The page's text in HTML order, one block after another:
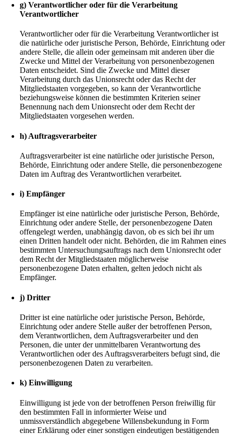
g) Verantwortlicher oder für die Verarbeitung
Verantwortlicher
Verantwortlicher oder für die Verarbeitung Verantwortlicher ist
die natürliche oder juristische Person, Behörde, Einrichtung oder
andere Stelle, die allein oder gemeinsam mit anderen über die
Zwecke und Mittel der Verarbeitung von personenbezogenen
Daten entscheidet. Sind die Zwecke und Mittel dieser
Verarbeitung durch das Unionsrecht oder das Recht der
Mitgliedstaaten vorgegeben, so kann der Verantwortliche
beziehungsweise können die bestimmten Kriterien seiner
Benennung nach dem Unionsrecht oder dem Recht der
Mitgliedstaaten vorgesehen werden.
h) Auftragsverarbeiter
Auftragsverarbeiter ist eine natürliche oder juristische Person,
Behörde, Einrichtung oder andere Stelle, die personenbezogene
Daten im Auftrag des Verantwortlichen verarbeitet.
i) Empfänger
Empfänger ist eine natürliche oder juristische Person, Behörde,
Einrichtung oder andere Stelle, der personenbezogene Daten
offengelegt werden, unabhängig davon, ob es sich bei ihr um
einen Dritten handelt oder nicht. Behörden, die im Rahmen eines
bestimmten Untersuchungsauftrags nach dem Unionsrecht oder
dem Recht der Mitgliedstaaten möglicherweise
personenbezogene Daten erhalten, gelten jedoch nicht als
Empfänger.
j) Dritter
Dritter ist eine natürliche oder juristische Person, Behörde,
Einrichtung oder andere Stelle außer der betroffenen Person,
dem Verantwortlichen, dem Auftragsverarbeiter und den
Personen, die unter der unmittelbaren Verantwortung des
Verantwortlichen oder des Auftragsverarbeiters befugt sind, die
personenbezogenen Daten zu verarbeiten.
k) Einwilligung
Einwilligung ist jede von der betroffenen Person freiwillig für
den bestimmten Fall in informierter Weise und
unmissverständlich abgegebene Willensbekundung in Form
einer Erklärung oder einer sonstigen eindeutigen bestätigenden